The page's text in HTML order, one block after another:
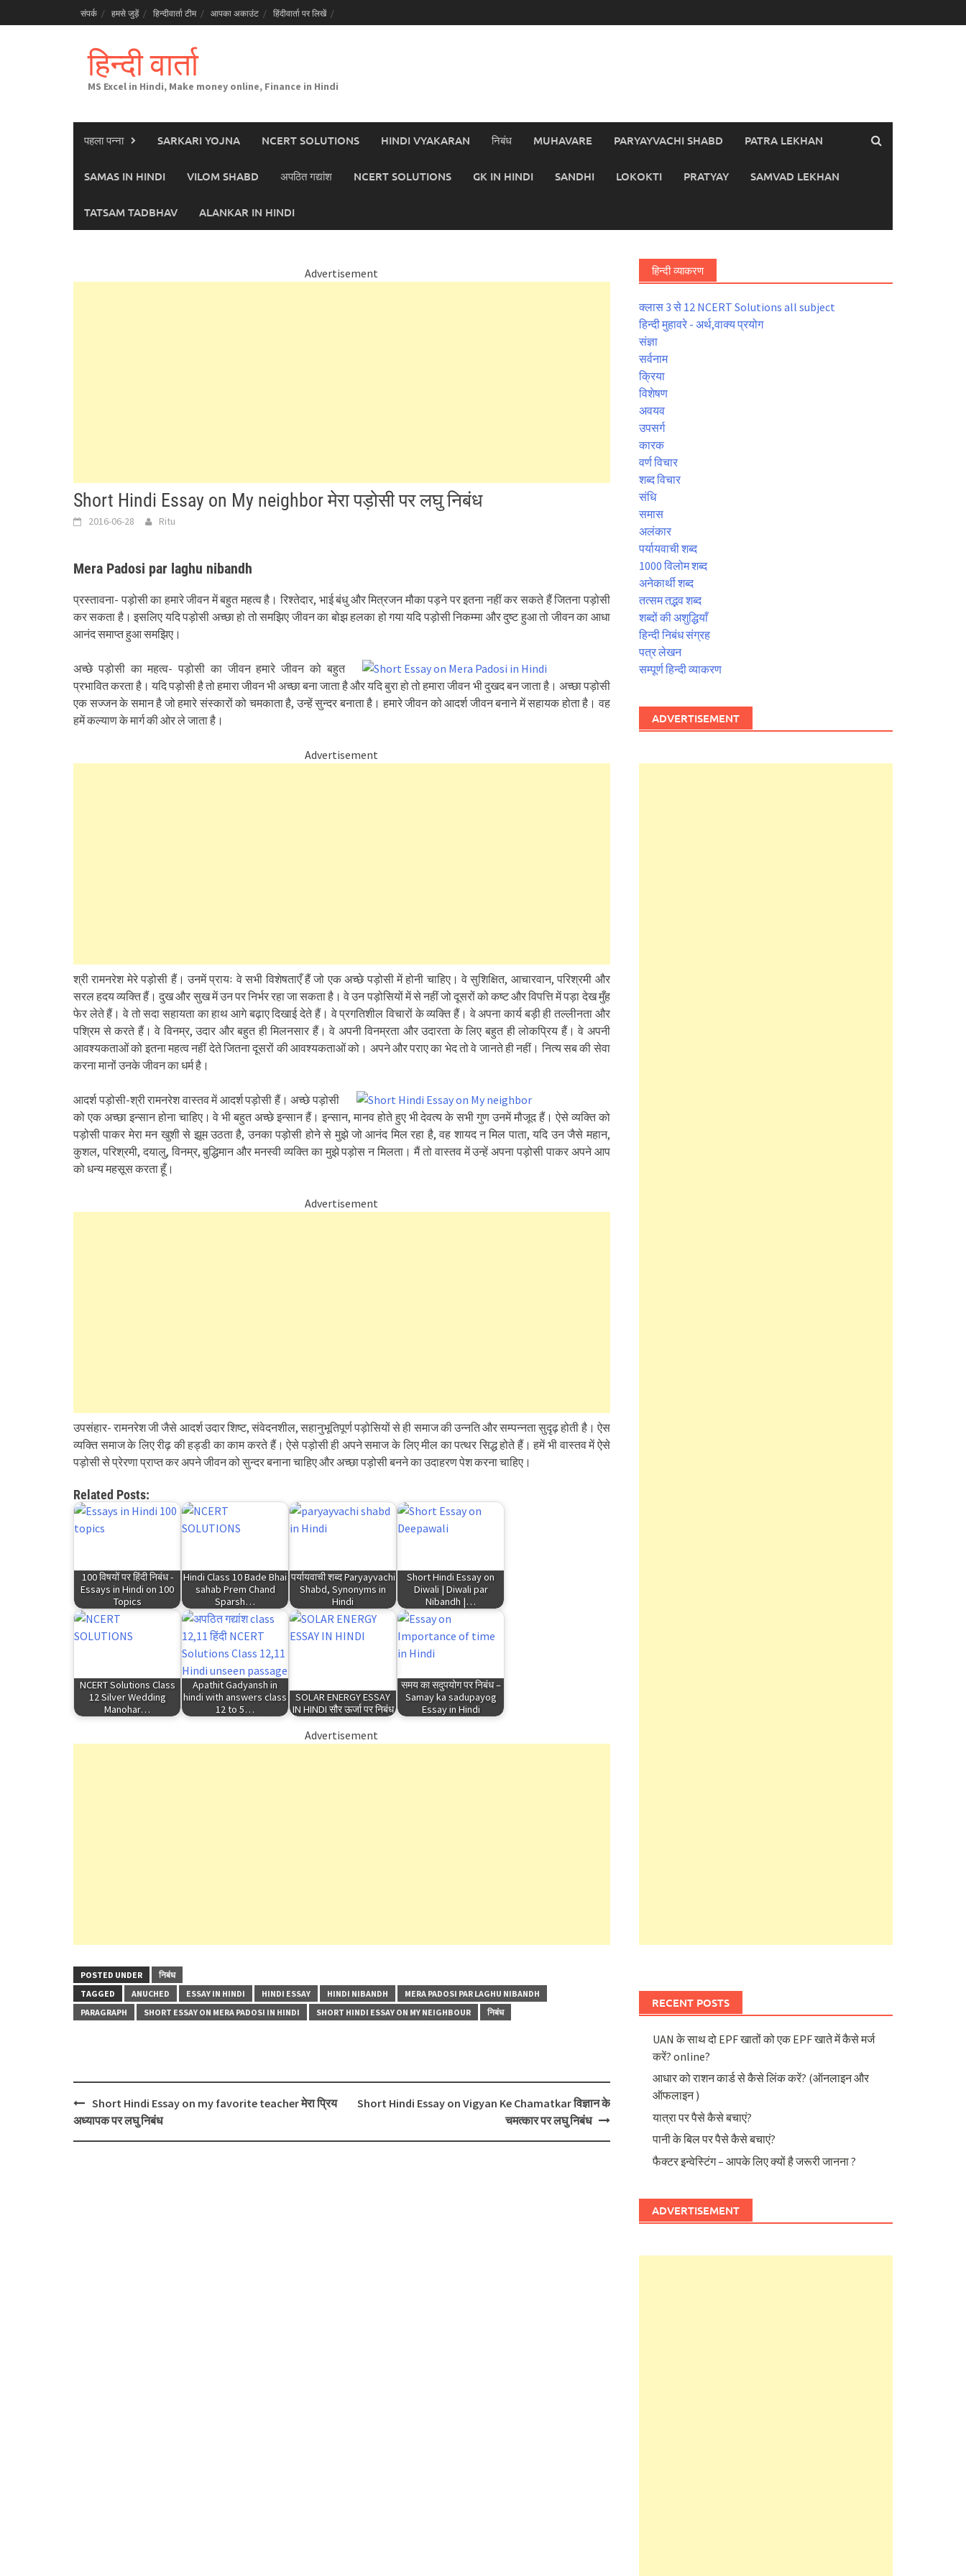
to
संपर्क हमसे जुड़ें हिन्दीवार्ता टीम आपका अकाउंट हिंदीवार्ता पर लिखें
हिन्दी वार्ता
MS Excel in Hindi, Make money online, Finance in Hindi
पहला पन्ना SARKARI YOJNA NCERT SOLUTIONS HINDI VYAKARAN निबंध MUHAVARE PARYAYVACHI SHABD PATRA LEKHAN
SAMAS IN HINDI VILOM SHABD अपठित गद्यांश NCERT SOLUTIONS GK IN HINDI SANDHI LOKOKTI PRATYAY SAMVAD LEKHAN
TATSAM TADBHAV ALANKAR IN HINDI
Advertisement
Short Hindi Essay on My neighbor मेरा पड़ोसी पर लघु निबंध
2016-06-28 Ritu
Mera Padosi par laghu nibandh
प्रस्तावना- पड़ोसी का हमारे जीवन में बहुत महत्व है। रिश्तेदार, भाई बंधु और मित्रजन मौका पड़ने पर इतना नहीं कर सकते हैं जितना पड़ोसी
कर सकता है। इसलिए यदि पड़ोसी अच्छा हो तो समझिए जीवन का बोझ हलका हो गया यदि पड़ोसी निकम्मा और दुष्ट हुआ तो जीवन का आधा
आनंद समाप्त हुआ समझिए।
अच्छे पड़ोसी का महत्व- पड़ोसी का जीवन हमारेजीवन को बहुत
प्रभावित करता है। यदि पड़ोसी है तो हमारा जीवन भी अच्छा बना जाता है और यदि बुरा हो तो हमारा जीवन भी दुखद बन जाता है। अच्छा पड़ोसी
एक सज्जन के समान है जो हमारे संस्कारों को चमकाता है, उन्हें सुन्दर बनाता है। हमारे जीवन को आदर्श जीवन बनाने में सहायक होता है। वह
हमें कल्याण के मार्ग की ओर ले जाता है।
Advertisement
श्री रामनरेश मेरे पड़ोसी हैं। उनमें प्रायः वे सभी विशेषताएँ हैं जो एक अच्छे पड़ोसी में होनी चाहिए। वे सुशिक्षित, आचारवान, परिश्रमी और
सरल हदय व्यक्ति हैं। दुख और सुख में उन पर निर्भर रहा जा सकता है। वे उन पड़ोसियों में से नहीं जो दूसरों को कष्ट और विपत्ति में पड़ा देख मुँह
फेर लेते हैं। वे तो सदा सहायता का हाथ आगे बढ़ाए दिखाई देते हैं। वे प्रगतिशील विचारों के व्यक्ति हैं। वे अपना कार्य बड़ी ही तल्लीनता और
पश्रिम से करते हैं। वे विनम्र, उदार और बहुत ही मिलनसार हैं। वे अपनी विनम्रता और उदारता के लिए बहुत ही लोकप्रिय हैं। वे अपनी
आवश्यकताओं को इतना महत्व नहीं देते जितना दूसरों की आवश्यकताओं को। अपने और पराए का भेद तो वे जानते ही नहीं। नित्य सब की सेवा
करना मानों उनके जीवन का धर्म है।
आदर्श पड़ोसी-श्री रामनरेश वास्तव में आदर्श पड़ोसी हैं। अच्छे पड़ोसी
को एक अच्छा इन्सान होना चाहिए। वे भी बहुत अच्छे इन्सान हैं। इन्सान, मानव होते हुए भी देवत्य के सभी गुण उनमें मौजूद हैं। ऐसे व्यक्ति को
पड़ोसी पाकर मेरा मन खुशी से झूम उठता है, उनका पड़ोसी होने से मुझे जो आनंद मिल रहा है, वह शायद न मिल पाता, यदि उन जैसे महान,
कुशल, परिश्रमी, दयालु, विनम्र, बुद्धिमान और मनस्वी व्यक्ति का मुझे पड़ोस न मिलता। मैं तो वास्तव में उन्हें अपना पड़ोसी पाकर अपने आप
को धन्य महसूस करता हूँ।
Advertisement
उपसंहार- रामनरेश जी जैसे आदर्श उदार शिष्ट, संवेदनशील, सहानुभूतिपूर्ण पड़ोसियों से ही समाज की उन्नति और सम्पन्नता सुदृढ़ होती है। ऐस
व्यक्ति समाज के लिए रीढ़ की हड्डी का काम करते हैं। ऐसे पड़ोसी ही अपने समाज के लिए मील का पत्थर सिद्ध होते हैं। हमें भी वास्तव में ऐसे
पड़ोसी से प्रेरणा प्राप्त कर अपने जीवन को सुन्दर बनाना चाहिए और अच्छा पड़ोसी बनने का उदाहरण पेश करना चाहिए।
Related Posts:
100 विषयों पर हिंदी निबंध -
Essays in Hindi on 100
Topics
Hindi Class 10 Bade Bhai
sahab Prem Chand
Sparsh…
पर्यायवाची शब्द Paryayvachi
Shabd, Synonyms in
Hindi
Short Hindi Essay on
Diwali | Diwali par
Nibandh |…
NCERT Solutions Class
12 Silver Wedding
Manohar…
Apathit Gadyansh in
hindi with answers class
12 to 5…
SOLAR ENERGY ESSAY
IN HINDI सौर ऊर्जा पर निबंध
समय का सदुपयोग पर निबंध –
Samay ka sadupayog
Essay in Hindi
Advertisement
POSTED UNDER
निबंध
TAGGED
ANUCHED ESSAY IN HINDI HINDI ESSAY HINDI NIBANDH
MERA PADOSI PAR LAGHU NIBANDH
PARAGRAPH
SHORT ESSAY ON MERA PADOSI IN HINDI SHORT HINDI ESSAY ON MY NEIGHBOUR निबंध
Post
navigation
Short Hindi Essay on my favorite teacher मेरा प्रिय
अध्यापक पर लघु निबंध
Short Hindi Essay on Vigyan Ke Chamatkar विज्ञान के
चमत्कार पर लघु निबंध
हिन्दी व्याकरण
क्लास 3 से 12 NCERT Solutions all subject
हिन्दी मुहावरे - अर्थ,वाक्य प्रयोग
संज्ञा
सर्वनाम
क्रिया
विशेषण
अवयव
उपसर्ग
कारक
वर्ण विचार
शब्द विचार
संधि
समास
अलंकार
पर्यायवाची शब्द
1000 विलोम शब्द
अनेकार्थी शब्द
तत्सम तद्भव शब्द
शब्दों की अशुद्धियाँ
हिन्दी निबंध संग्रह
पत्र लेखन
सम्पूर्ण हिन्दी व्याकरण
ADVERTISEMENT
RECENT POSTS
UAN के साथ दो EPF खातों को एक EPF खाते में कैसे मर्ज
करें? online?
आधार को राशन कार्ड से कैसे लिंक करें? (ऑनलाइन और
ऑफलाइन )
यात्रा पर पैसे कैसे बचाएं?
पानी के बिल पर पैसे कैसे बचाएं?
फैक्टर इन्वेस्टिंग – आपके लिए क्यों है जरूरी जानना ?
ADVERTISEMENT